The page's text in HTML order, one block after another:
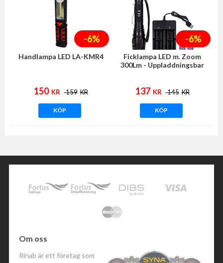
-6%
Handlampa LED LA-KMR4
150 KR 159 KR
KÖP
-6%
Ficklampa LED m. Zoom
300Lm - Uppladdningsbar
137 KR 145 KR
KÖP
Om oss
Rinab är ett företag som